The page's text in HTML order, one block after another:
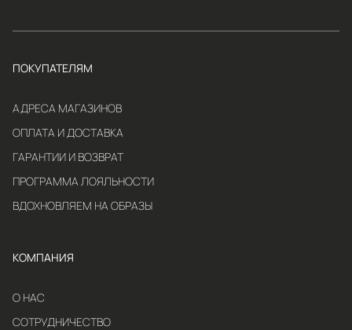
ПОКУПАТЕЛЯМ
АДРЕСА МАГАЗИНОВ
ОПЛАТА И ДОСТАВКА
ГАРАНТИИ И ВОЗВРАТ
ПРОГРАММА ЛОЯЛЬНОСТИ
ВДОХНОВЛЯЕМ НА ОБРАЗЫ
КОМПАНИЯ
О НАС
СОТРУДНИЧЕСТВО